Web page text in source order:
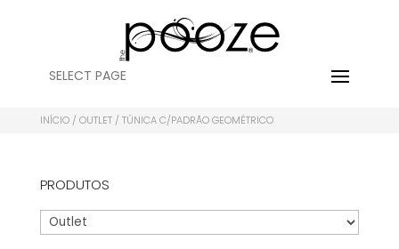
SELECT PAGE
INÍCIO/ OUTLET/ TÚNICA C/PADRÃO GEOMÉTRICO
PRODUTOS